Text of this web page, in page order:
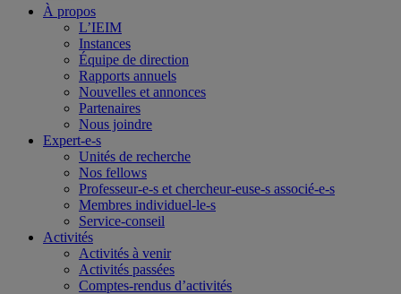
À propos
L’IEIM
Instances
Équipe de direction
Rapports annuels
Nouvelles et annonces
Partenaires
Nous joindre
Expert-e-s
Unités de recherche
Nos fellows
Professeur-e-s et chercheur-euse-s associé-e-s
Membres individuel-le-s
Service-conseil
Activités
Activités à venir
Activités passées
Comptes-rendus d’activités